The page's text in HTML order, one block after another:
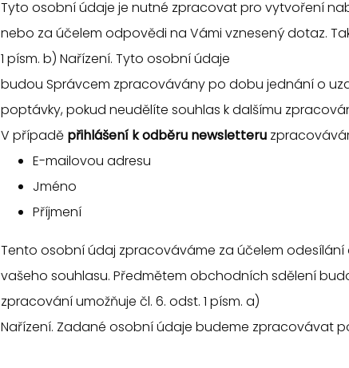
Tyto osobní údaje je nutné zpracovat pro vytvoření
nebo za účelem odpovědi na Vámi vznesený dotaz.
1 písm. b) Nařízení. Tyto osobní údaje
budou Správcem zpracovávány po dobu jednání o
poptávky, pokud neudělíte souhlas k dalšímu
V případě přihlášení k odběru newsletteru
E-mailovou adresu
Jméno
Příjmení
Tento osobní údaj zpracováváme za účelem
vašeho souhlasu. Předmětem obchodních sdělení
zpracování umožňuje čl. 6. odst. 1 písm. a)
Nařízení. Zadané osobní údaje budeme zpracovávat